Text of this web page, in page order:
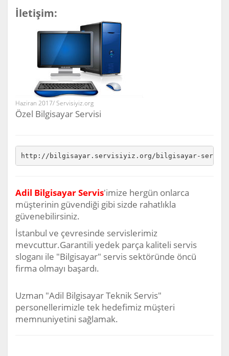
İletişim:
Haziran 2017/ Servisiyiz.org
Özel Bilgisayar Servisi
http://bilgisayar.servisiyiz.org/bilgisayar-
Adil Bilgisayar Servis'imize hergün onlarca
müşterinin güvendiği gibi sizde rahatlıkla
güvenebilirsiniz.
İstanbul ve çevresinde servislerimiz
mevcuttur.Garantili yedek parça kaliteli servis
sloganı ile "Bilgisayar" servis sektöründe öncü
firma olmayı başardı.
Uzman "Adil Bilgisayar Teknik Servis"
personellerimizle tek hedefimiz müşteri
memnuniyetini sağlamak.